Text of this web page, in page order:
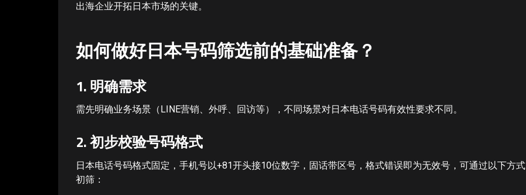
出海企业开拓日本市场的关键。
如何做好日本号码筛选前的基础准备？
1. 明确需求
需先明确业务场景（LINE营销、外呼、回访等），不同场景对日本电话号码有效性要求不同。
2. 初步校验号码格式
日本电话号码格式固定，手机号以+81开头接10位数字，固话带区号，格式错误即为无效号，可通过以下方式
初筛：